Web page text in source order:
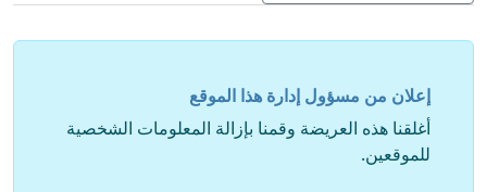
إعلان من مسؤول إدارة هذا الموقع
أغلقنا هذه العريضة وقمنا بإزالة المعلومات الشخصية
للموقعين.